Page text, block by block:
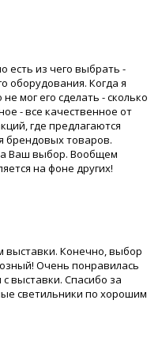
есть из чего выбрать -
оборудования. Когда я
мог его сделать - сколько
- все качественное от
где предлагаются
брендовых товаров.
Ваш выбор. Вообщем
на фоне других!
выставки. Конечно, выбор
Очень понравилась
выставки. Спасибо за
светильники по хорошим